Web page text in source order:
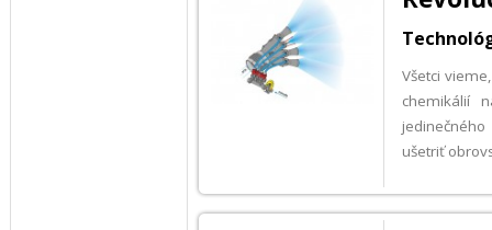
Všetci
chemikálií
ušetriť